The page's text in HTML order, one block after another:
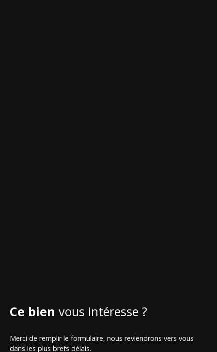
Ce bien vous intéresse ?
Merci de remplir le formulaire, nous reviendrons vers vous
dans les plus brefs délais.